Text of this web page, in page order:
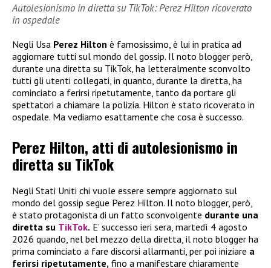
Autolesionismo in diretta su TikTok: Perez Hilton ricoverato
in ospedale
Negli Usa Perez Hilton è famosissimo, è lui in pratica ad
aggiornare tutti sul mondo del gossip. Il noto blogger però,
durante una diretta su TikTok, ha letteralmente sconvolto
tutti gli utenti collegati, in quanto, durante la diretta, ha
cominciato a ferirsi ripetutamente, tanto da portare gli
spettatori a chiamare la polizia. Hilton è stato ricoverato in
ospedale. Ma vediamo esattamente che cosa è successo.
Perez Hilton, atti di autolesionismo in
diretta su TikTok
Negli Stati Uniti chi vuole essere sempre aggiornato sul
mondo del gossip segue Perez Hilton. Il noto blogger, però,
è stato protagonista di un fatto sconvolgente durante una
diretta su TikTok. E’ successo ieri sera, martedì 4 agosto
2026 quando, nel bel mezzo della diretta, il noto blogger ha
prima cominciato a fare discorsi allarmanti, per poi iniziare a
ferirsi ripetutamente, fino a manifestare chiaramente